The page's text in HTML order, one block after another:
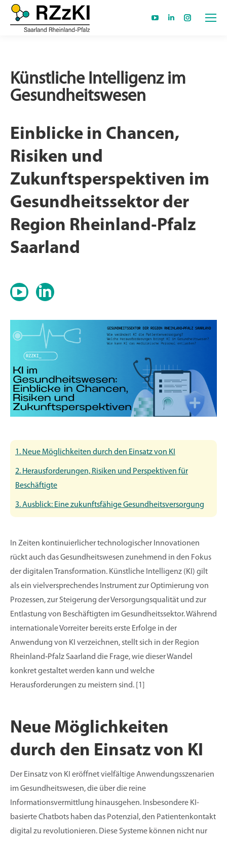
new
Linkedin
new
Instagram
Künstliche Intelligenz im
Gesundheitswesen
Einblicke in Chancen,
Risiken und
Zukunftsperspektiven im
Gesundheitssektor der
Region Rheinland‐Pfalz
Saarland
Youtube
LI
1. Neue Möglichkeiten durch den Einsatz von KI
2. Herausforderungen, Risiken und Perspektiven für
Beschäftigte
3. Ausblick: Eine zukunftsfähige Gesundheitsversorgung
In Zeiten kontinuierlicher technologischer Innovationen
rückt auch das Gesundheitswesen zunehmend in den Fokus
der digitalen Transformation. Künstliche Intelligenz (KI) gilt
als ein vielversprechendes Instrument zur Optimierung von
Prozessen, zur Steigerung der Versorgungsqualität und zur
Entlastung von Beschäftigten im Gesundheitssektor. Während
internationale Vorreiter bereits erste Erfolge in der
Anwendung von KI verzeichnen, stellt sich in der Region
Rheinland‐Pfalz Saarland die Frage, wie dieser Wandel
konkret gestaltet werden kann und welche
Herausforderungen zu meistern sind. [1]
Neue Möglichkeiten
durch den Einsatz von KI
Der Einsatz von KI eröffnet vielfältige Anwendungsszenarien
im Gesundheitswesen, die über die reine
Informationsvermittlung hinausgehen. Insbesondere KI-
basierte Chatbots haben das Potenzial, den Patientenkontakt
digital zu revolutionieren. Diese Systeme können nicht nur